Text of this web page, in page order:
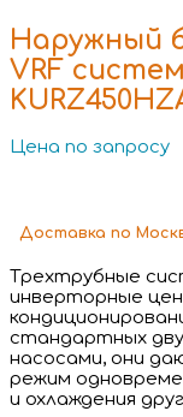
Наружный
VRF
Цена по запросу
Доставка по
Трехтрубные
инверторные
стандартных
насосами, они
режим
и охлаждения